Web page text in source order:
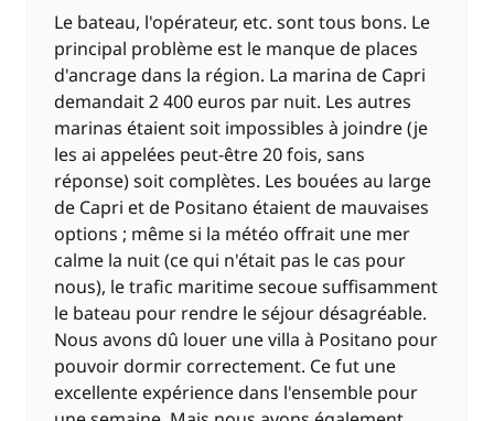
Le bateau, l'opérateur, etc. sont tous bons. Le
principal problème est le manque de places
d'ancrage dans la région. La marina de Capri
demandait 2 400 euros par nuit. Les autres
marinas étaient soit impossibles à joindre (je
les ai appelées peut-être 20 fois, sans
réponse) soit complètes. Les bouées au large
de Capri et de Positano étaient de mauvaises
options ; même si la météo offrait une mer
calme la nuit (ce qui n'était pas le cas pour
nous), le trafic maritime secoue suffisamment
le bateau pour rendre le séjour désagréable.
Nous avons dû louer une villa à Positano pour
pouvoir dormir correctement. Ce fut une
excellente expérience dans l'ensemble pour